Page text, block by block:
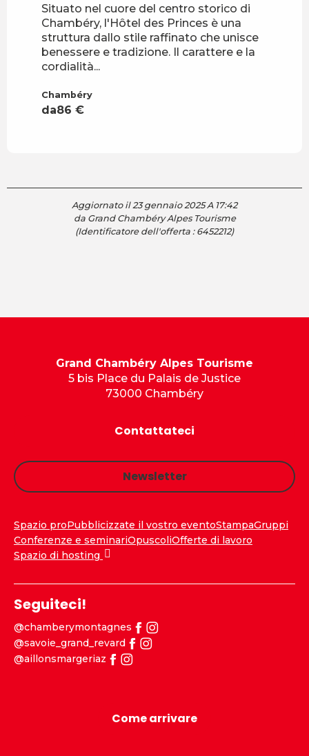
da86 €
Situato nel cuore del centro storico di
Chambéry, l'Hôtel des Princes è una
struttura dallo stile raffinato che unisce
benessere e tradizione. Il carattere e la
cordialità...
Chambéry
Aggiornato il 23 gennaio 2025 A 17:42
da Grand Chambéry Alpes Tourisme
(Identificatore dell'offerta : 6452212)
Grand Chambéry Alpes Tourisme
5 bis Place du Palais de Justice
73000 Chambéry
Contattateci
Newsletter
Spazio proPubblicizzate il vostro eventoStampaGruppi
Conferenze e seminariOpuscoliOfferte di lavoro
Spazio di hosting
Seguiteci!
@chamberymontagnes
@savoie_grand_revard
@aillonsmargeriaz
Come arrivare